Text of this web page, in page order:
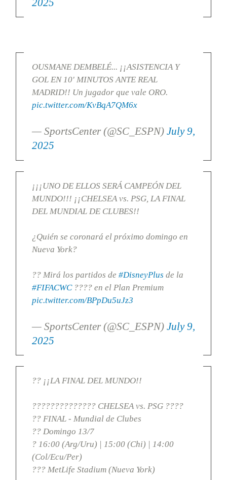
OUSMANE DEMBELÉ... ¡¡ASISTENCIA Y
GOL EN 10' MINUTOS ANTE REAL
MADRID!! Un jugador que vale ORO.
pic.twitter.com/KvBqA7QM6x
— SportsCenter (@SC_ESPN) July 9,
2025
¡¡¡UNO DE ELLOS SERÁ CAMPEÓN DEL
MUNDO!!! ¡¡CHELSEA vs. PSG, LA FINAL
DEL MUNDIAL DE CLUBES!!
¿Quién se coronará el próximo domingo en
Nueva York?
?? Mirá los partidos de #DisneyPlus de la
#FIFACWC???? en el Plan Premium
pic.twitter.com/BPpDu5uJz3
— SportsCenter (@SC_ESPN) July 9,
2025
?? ¡¡LA FINAL DEL MUNDO!!
?????????????? CHELSEA vs. PSG ????
?? FINAL - Mundial de Clubes
?? Domingo 13/7
? 16:00 (Arg/Uru) | 15:00 (Chi) | 14:00
(Col/Ecu/Per)
??? MetLife Stadium (Nueva York)